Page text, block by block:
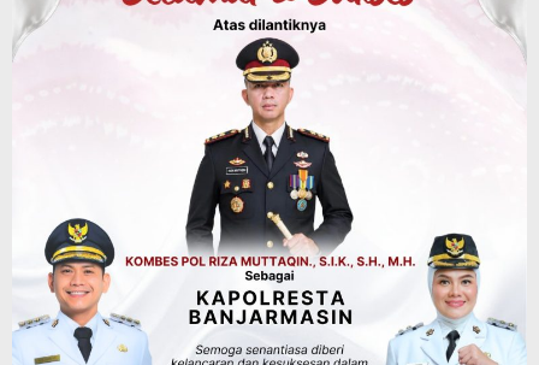
Kalsel
Operasi Sikat Intan 2026 Berakhir, Polda
Kalsel Amankan Ribuan Miras Hingga
Pemerintahan Sosial & Keagamaan
Banjarmasin Pilot Project Perlinsos
Digital, Target 30 Persen IKD Masih
Jauh, Komisi II DPR Turun Tangan